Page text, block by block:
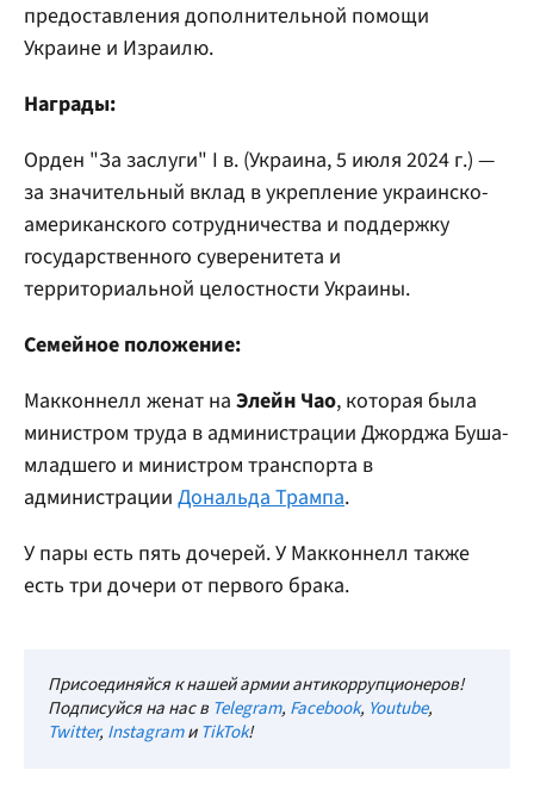
предоставления дополнительной помощи
Украине и Израилю.
Награды:
Орден "За заслуги" I в. (Украина, 5 июля 2024 г.) —
за значительный вклад в укрепление украинско-
американского сотрудничества и поддержку
государственного суверенитета и
территориальной целостности Украины.
Семейное положение:
Макконнелл женат на Элейн Чао, которая была
министром труда в администрации Джорджа Буша-
младшего и министром транспорта в
администрации Дональда Трампа.
У пары есть пять дочерей. У Макконнелл также
есть три дочери от первого брака.
Присоединяйся к нашей армии антикоррупционеров!
Подписуйся на нас в Telegram, Facebook, Youtube,
Twitter, InstagramиTikTok!